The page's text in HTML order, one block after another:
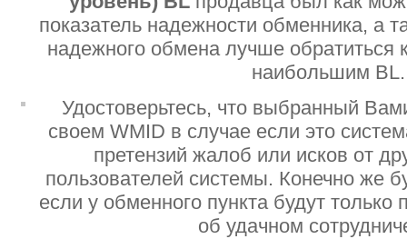
показатель надежности обменника, а
надежного обмена лучше
наибольшим BL.
Удостоверьтесь, что выбранный
своем WMID в случае если это
претензий жалоб или исков от
пользователей системы. Конечно же
если у обменного пункта будут
об удачном